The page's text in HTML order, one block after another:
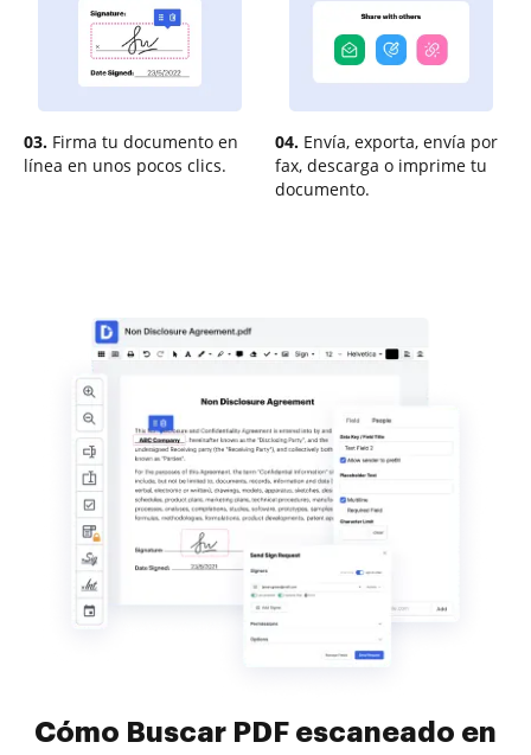
03. Firma tu documento en
línea en unos pocos clics.
04. Envía, exporta, envía por
fax, descarga o imprime tu
documento.
Cómo Buscar PDF escaneado en